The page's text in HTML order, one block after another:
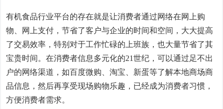
有机食品行业平台的存在就是让消费者通过网络在网上购
物、网上支付，节省了客户与企业的时间和空间，大大提高
了交易效率，特别对于工作忙碌的上班族，也大量节省了其
宝贵时间。在消费者信息多元化的21世纪，可以通过足不出
户的网络渠道，如百度微购、淘宝、新蛋等了解本地商场商
品信息，然后再享受现场购物乐趣，已经成为消费者习惯，
方便消费者需求。